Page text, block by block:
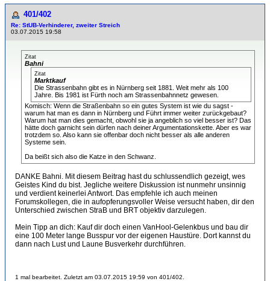
401/402
Re: StUB-Verhinderer, zweiter Streich
03.07.2015 19:58
Zitat
Bahni
Zitat
Marktkauf
Die Strassenbahn gibt es in Nürnberg seit 1881. Weit mehr als 100
Jahre. Bis 1981 ist Fürth noch am Strassenbahnnetz gewesen.
Komisch: Wenn die Straßenbahn so ein gutes System ist wie du sagst -
warum hat man es dann in Nürnberg und Führt immer weiter zurückgebaut?
Warum hat man dies gemacht, obwohl sie ja angeblich so viel besser ist? Das
hätte doch garnicht sein dürfen nach deiner Argumentationskette. Aber es war
trotzdem so. Also kann sie offenbar doch nicht besser als alle anderen
Systeme sein.
Da beißt sich also die Katze in den Schwanz.
DANKE Bahni. Mit diesem Beitrag hast du schlussendlich gezeigt, wes
Geistes Kind du bist. Jegliche weitere Diskussion ist nunmehr unsinnig
und verdient keinerlei Antwort. Das empfehle ich auch meinen
Forumskollegen, die in aufopferungsvoller Weise versucht haben, dir den
Unterschied zwischen StraB und BRT objektiv darzulegen.
Mein Tipp an dich: Kauf dir doch einen VanHool-Gelenkbus und bau dir
eine 100 Meter lange Busspur vor der eigenen Haustüre. Dort kannst du
dann nach Lust und Laune Busverkehr durchführen.
1 mal bearbeitet. Zuletzt am 03.07.2015 19:59 von 401/402.